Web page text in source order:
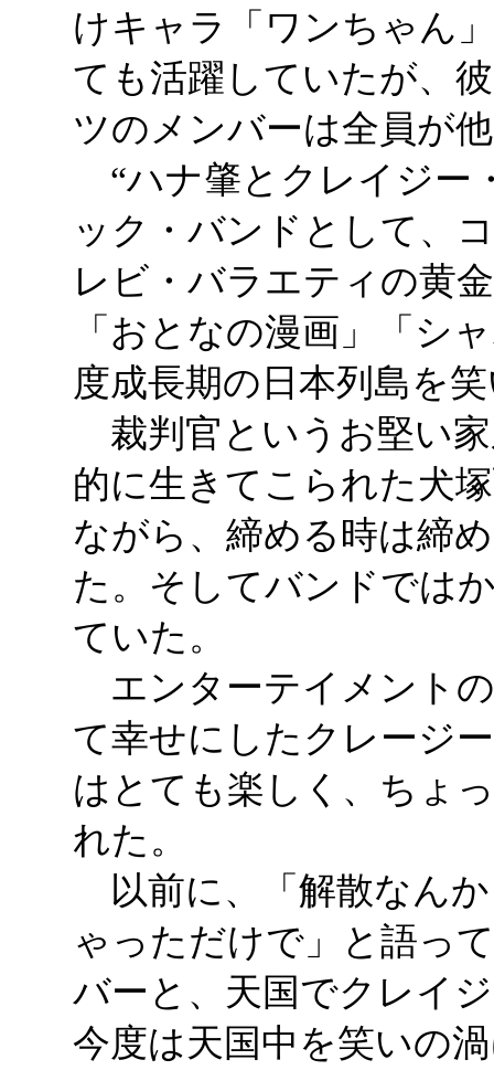
けキャラ「ワンちゃん
ても活躍していたが、
ツのメンバーは全員が
“ハナ肇とクレイジー
ック・バンドとして、
レビ・バラエティの黄
「おとなの漫画」「シ
度成長期の日本列島を
裁判官というお堅い
的に生きてこられた犬
ながら、締める時は締
た。そしてバンドでは
ていた。
エンターテイメント
て幸せにしたクレージ
はとても楽しく、ちょ
れた。
以前に、「解散なん
ゃっただけで」と語っ
バーと、天国でクレイ
今度は天国中を笑いの